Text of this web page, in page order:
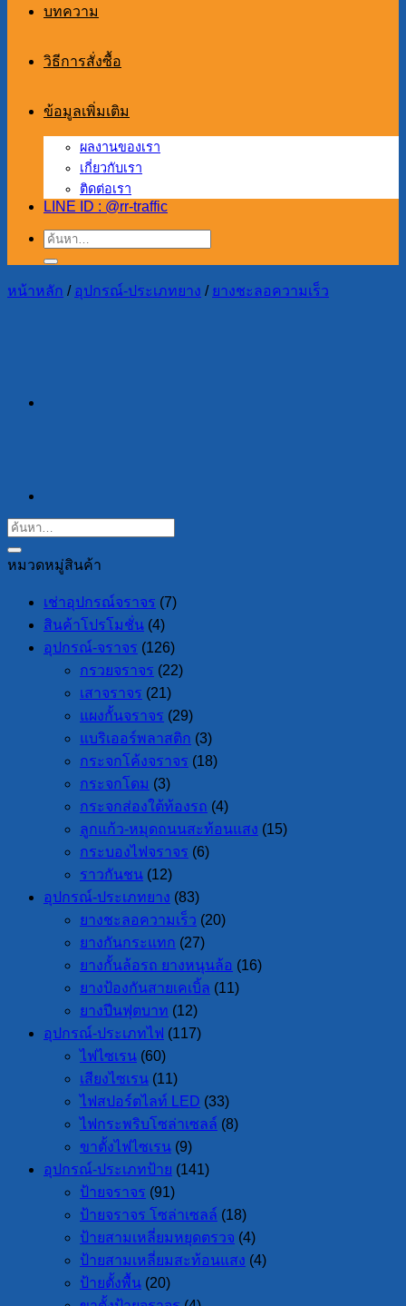
บทความ
วิธีการสั่งซื้อ
ข้อมูลเพิ่มเติม
ผลงานของเรา
เกี่ยวกับเรา
ติดต่อเรา
LINE ID : @rr-traffic
ค้นหา:
หน้าหลัก / อุปกรณ์-ประเภทยาง / ยางชะลอความเร็ว
หมวดหมู่สินค้า
เช่าอุปกรณ์จราจร (7)
สินค้าโปรโมชั่น (4)
อุปกรณ์-จราจร (126)
กรวยจราจร (22)
เสาจราจร (21)
แผงกั้นจราจร (29)
แบริเออร์พลาสติก (3)
กระจกโค้งจราจร (18)
กระจกโดม (3)
กระจกส่องใต้ท้องรถ (4)
ลูกแก้ว-หมุดถนนสะท้อนแสง (15)
กระบองไฟจราจร (6)
ราวกันชน (12)
อุปกรณ์-ประเภทยาง (83)
ยางชะลอความเร็ว (20)
ยางกันกระแทก (27)
ยางกั้นล้อรถ ยางหนุนล้อ (16)
ยางป้องกันสายเคเบิ้ล (11)
ยางปีนฟุตบาท (12)
อุปกรณ์-ประเภทไฟ (117)
ไฟไซเรน (60)
เสียงไซเรน (11)
ไฟสปอร์ตไลท์ LED (33)
ไฟกระพริบโซล่าเซลล์ (8)
ขาตั้งไฟไซเรน (9)
อุปกรณ์-ประเภทป้าย (141)
ป้ายจราจร (91)
ป้ายจราจร โซล่าเซลล์ (18)
ป้ายสามเหลี่ยมหยุดตรวจ (4)
ป้ายสามเหลี่ยมสะท้อนแสง (4)
ป้ายตั้งพื้น (20)